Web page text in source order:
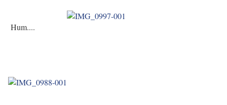
Hum....